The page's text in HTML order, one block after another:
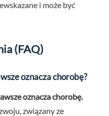
i może być
(FAQ)
oznacza chorobę?
oznacza chorobę.
związany ze